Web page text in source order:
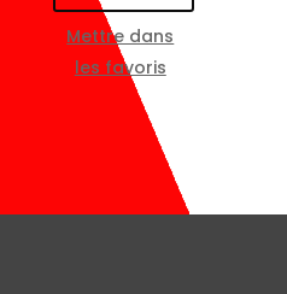
Mettre dans
les favoris